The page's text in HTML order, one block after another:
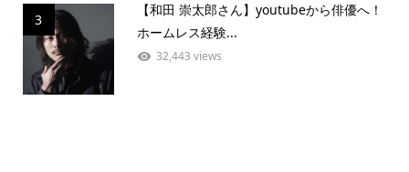
3
【和田 崇太郎さん】youtubeから俳優へ！
ホームレス経験...
32,443 views